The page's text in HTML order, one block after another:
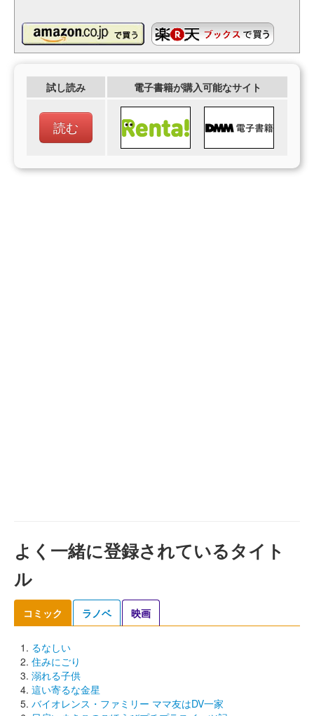
試し読み 電子書籍が購入可能なサイト
読む
よく一緒に登録されているタイト
ル
コミック ラノベ 映画
るなしい
住みにごり
溺れる子供
這い寄るな金星
バイオレンス・ファミリー ママ友はDV一家